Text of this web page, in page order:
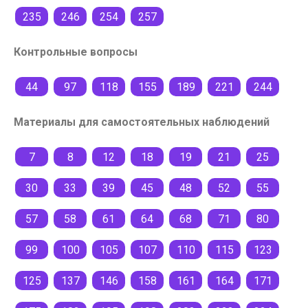
235 246 254 257
Контрольные вопросы
44 97 118 155 189 221 244
Материалы для самостоятельных наблюдений
7 8 12 18 19 21 25
30 33 39 45 48 52 55
57 58 61 64 68 71 80
99 100 105 107 110 115 123
125 137 146 158 161 164 171